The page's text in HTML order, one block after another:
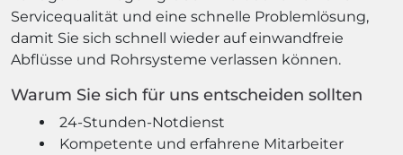
Servicequalität und eine schnelle Problemlösung,
damit Sie sich schnell wieder auf einwandfreie
Abflüsse und Rohrsysteme verlassen können.
Warum Sie sich für uns entscheiden sollten
24-Stunden-Notdienst
Kompetente und erfahrene Mitarbeiter